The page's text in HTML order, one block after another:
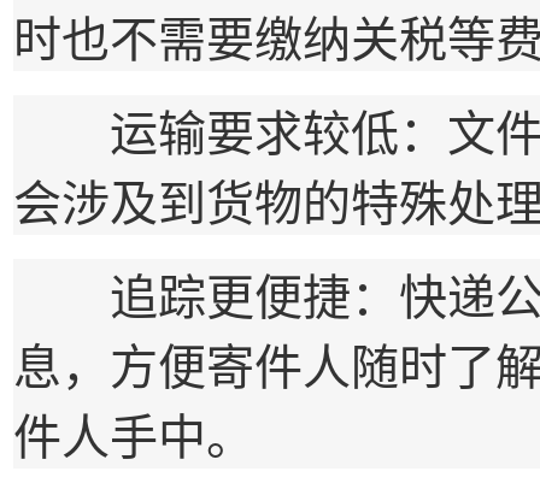
时也不需要缴纳关税等
运输要求较低：文件
会涉及到货物的特殊处
追踪更便捷：快递公
息，方便寄件人随时了
件人手中。